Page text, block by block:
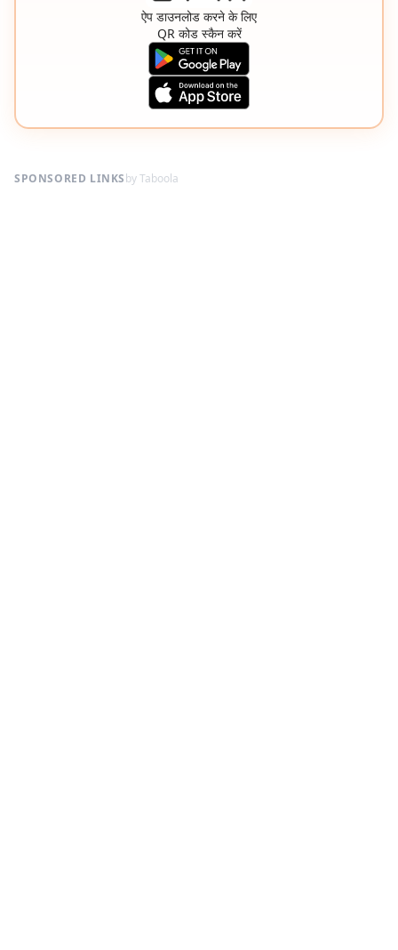
ऐप डाउनलोड करने के लिए
QR कोड स्कैन करें
SPONSORED LINKSby Taboola